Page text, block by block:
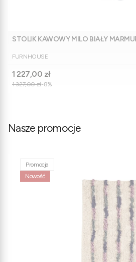
STOLIK KAWOWY MILO BIAŁY
PRODUCENT
FURNHOUSE
Cena promocyjna
1 227,00 zł
1 327,00 zł-8%
Nasze promocje
Promocja
Nowość